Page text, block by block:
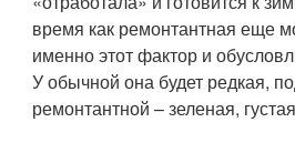
время как ремонтантная еще
именно этот фактор и
У обычной она будет редкая,
ремонтантной – зеленая,